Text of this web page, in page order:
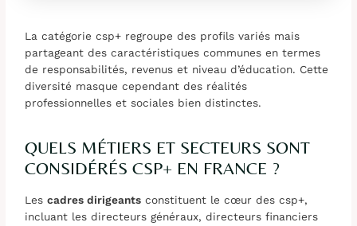
La catégorie csp+ regroupe des profils variés mais
partageant des caractéristiques communes en termes
de responsabilités, revenus et niveau d’éducation. Cette
diversité masque cependant des réalités
professionnelles et sociales bien distinctes.
QUELS MÉTIERS ET SECTEURS SONT
CONSIDÉRÉS CSP+ EN FRANCE ?
Lescadres dirigeants constituent le cœur des csp+,
incluant les directeurs généraux, directeurs financiers